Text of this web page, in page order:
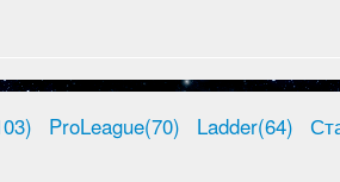
ProLeague(70) Ladder(64)